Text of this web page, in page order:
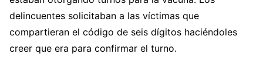
delincuentes solicitaban a las víctimas que
compartieran el código de seis dígitos haciéndoles
creer que era para confirmar el turno.